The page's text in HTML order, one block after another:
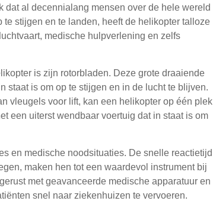
al decennialang mensen over de hele wereld
stijgen en te landen, heeft de helikopter talloze
medische hulpverlening en zelfs
is zijn rotorbladen. Deze grote draaiende
staat is om op te stijgen en in de lucht te blijven.
vleugels voor lift, kan een helikopter op één plek
een uiterst wendbaar voertuig dat in staat is om
en medische noodsituaties. De snelle reactietijd
maken hen tot een waardevol instrument bij
met geavanceerde medische apparatuur en
snel naar ziekenhuizen te vervoeren.